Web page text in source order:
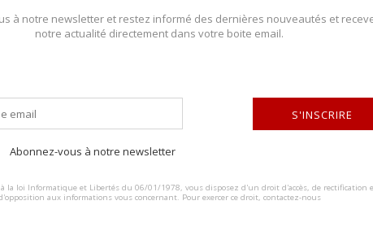
à notre newsletter et restez informé des dernières nouveautés et
notre actualité directement dans votre boite email.
Abonnez-vous à notre newsletter
S'INSCRIRE
la loi Informatique et Libertés du 06/01/1978, vous disposez d'un droit d'accès, de rectification
aux informations vous concernant. Pour exercer ce droit, contactez-nous
Brevets de pilote Yougoslave. Comprenant un insigne en
d’argenture 925. Fabrication Beograd. Un insigne en métal
Fabrication légèrement bombée. A noter une certaine